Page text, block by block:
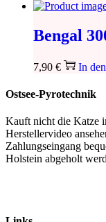
Bengal
7,90 € In
Ostsee-Pyrotechnik
Kauft nicht die Katze
Herstellervideo
Zahlungseingang
Holstein abgeholt